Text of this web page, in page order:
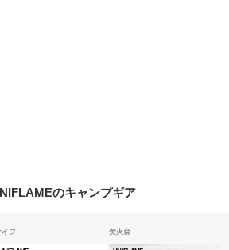
のキャンプギア
イフ 焚火台